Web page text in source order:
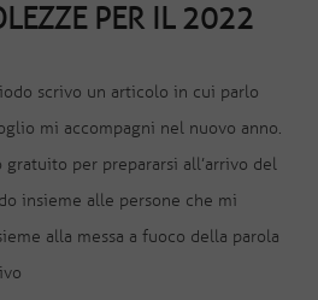
PER IL 2022
scrivo un articolo in cui parlo
mi accompagni nel nuovo anno.
per prepararsi all’arrivo del
insieme alle persone che mi
alla messa a fuoco della parola